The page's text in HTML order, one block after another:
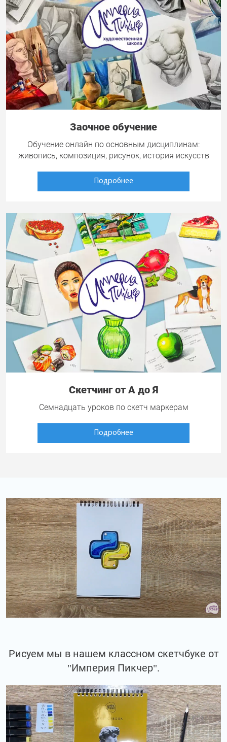
Заочное обучение
Обучение онлайн по основным дисциплинам:
живопись, композиция, рисунок, история искусств
Подробнее
Скетчинг от А до Я
Семнадцать уроков по скетч маркерам
Подробнее
Рисуем мы в нашем классном скетчбуке от
"Империя Пикчер".